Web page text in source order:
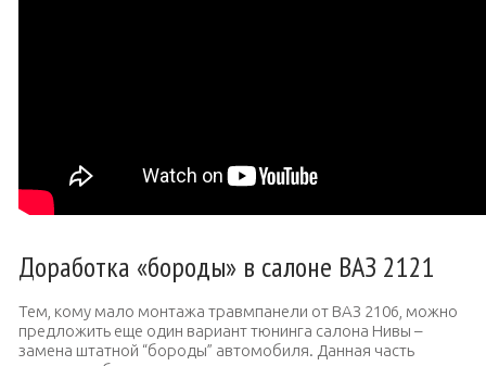
Доработка «бороды» в салоне ВАЗ 2121
Тем, кому мало монтажа травмпанели от ВАЗ 2106, можно
предложить еще один вариант тюнинга салона Нивы –
замена штатной “бороды” автомобиля. Данная часть